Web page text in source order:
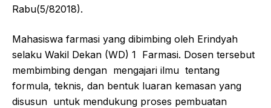
Rabu(5/82018).
Mahasiswa farmasi yang dibimbing oleh Erindyah
selaku Wakil Dekan (WD) 1 Farmasi. Dosen tersebut
membimbing dengan mengajari ilmu tentang
formula, teknis, dan bentuk luaran kemasan yang
disusun untuk mendukung proses pembuatan